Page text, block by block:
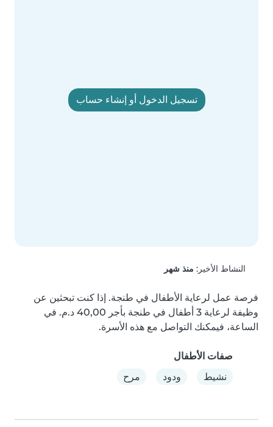
تسجيل الدخول أو إنشاء حساب
النشاط الأخير: منذ شهر
الساعة، فيمكنك التواصل مع هذه الأسرة.
صفات الأطفال
نشيط
ودود مرح